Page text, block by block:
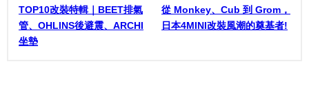
TOP10改裝特輯｜BEET排氣
管、OHLINS後避震、ARCHI
坐墊
從 Monkey、Cub 到 Grom，
日本4MINI改裝風潮的奠基者!